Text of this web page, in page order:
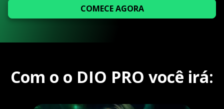
COMECE AGORA
Com o o DIO PRO você irá: